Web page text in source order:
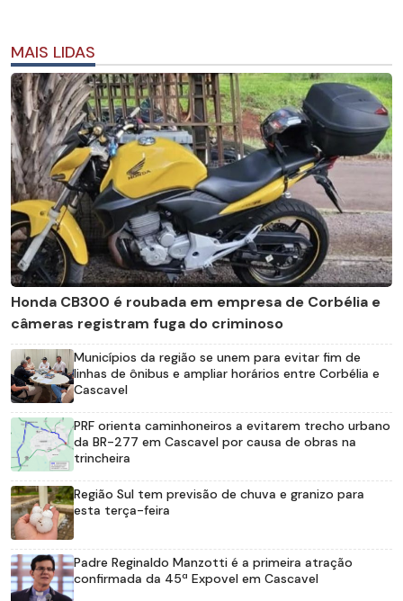
MAIS LIDAS
Honda CB300 é roubada em empresa de Corbélia e
câmeras registram fuga do criminoso
Municípios da região se unem para evitar fim de
linhas de ônibus e ampliar horários entre Corbélia e
Cascavel
PRF orienta caminhoneiros a evitarem trecho urbano
da BR-277 em Cascavel por causa de obras na
trincheira
Região Sul tem previsão de chuva e granizo para
esta terça-feira
Padre Reginaldo Manzotti é a primeira atração
confirmada da 45ª Expovel em Cascavel